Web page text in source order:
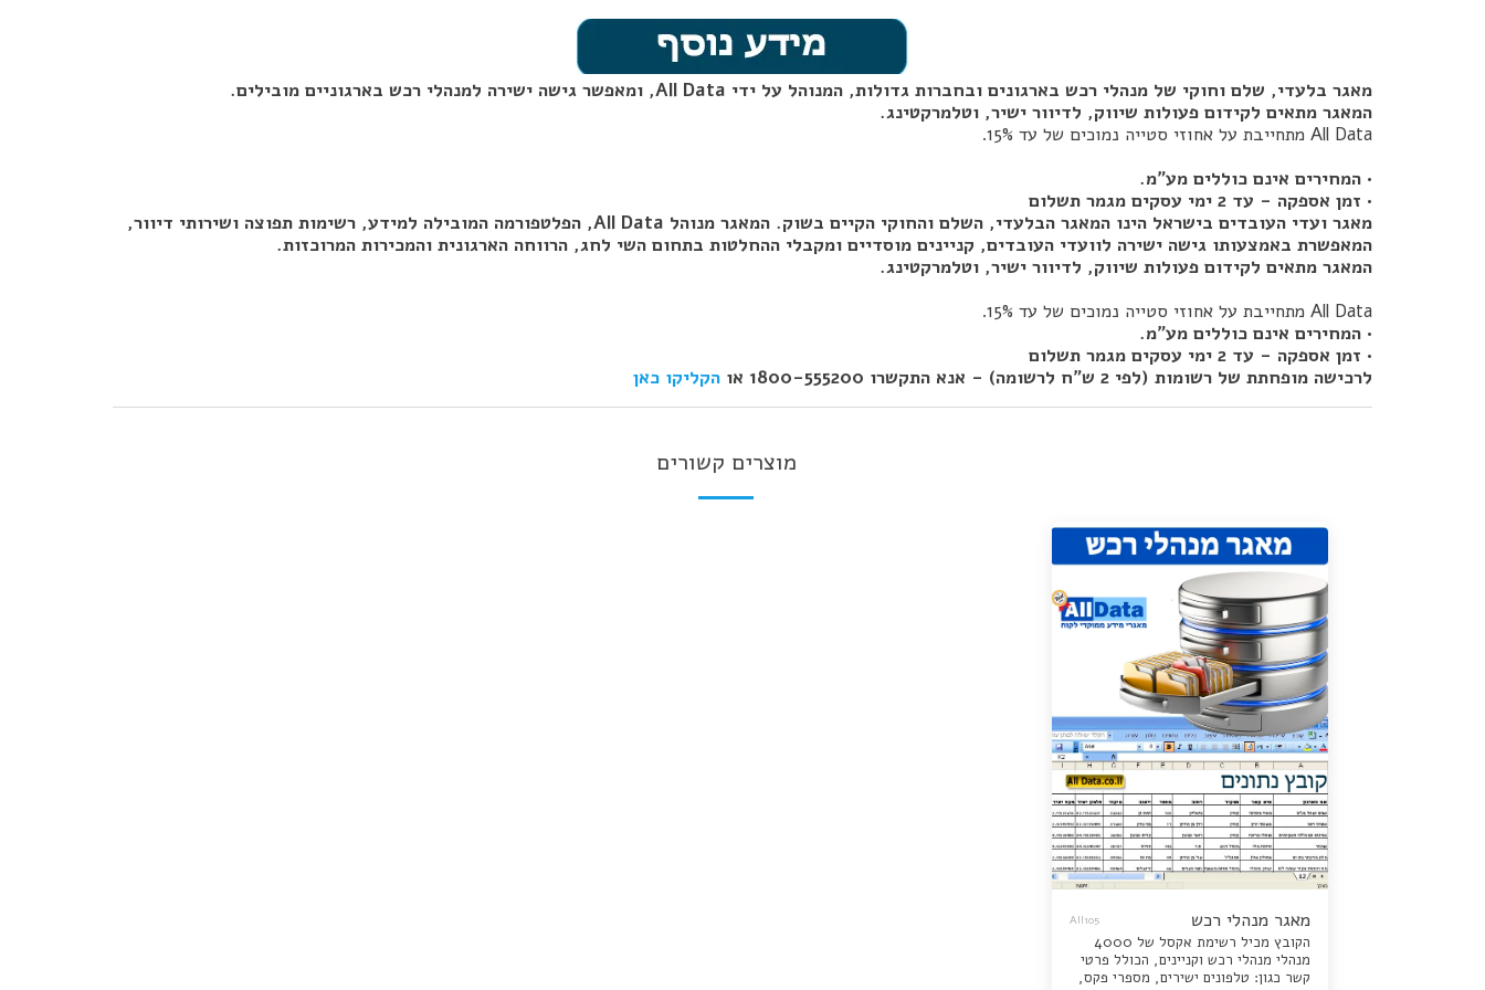
מאגר בלעדי, שלם וחוקי של מנהלי רכש בארגונים ובחברות גדולות, המנוהל על ידי All Data, ומאפשר גישה ישירה למנהלי רכש בארגוניים מובילים.
המאגר מתאים לקידום פעולות שיווק, לדיוור ישיר, וטלמרקטינג.
All Data מתחייבת על אחוזי סטייה נמוכים של עד 15%.
• המחירים אינם כוללים מע"מ.
• זמן אספקה - עד 2 ימי עסקים מגמר תשלום
מאגר ועדי העובדים בישראל הינו המאגר הבלעדי, השלם והחוקי הקיים בשוק. המאגר מנוהל All Data, הפלטפורמה המובילה למידע, רשימות תפוצה ושירותי דיוור,
המאפשרת באמצעותו גישה ישירה לוועדי העובדים, קניינים מוסדיים ומקבלי ההחלטות בתחום השי לחג, הרווחה הארגונית והמכירות המרוכזות.
המאגר מתאים לקידום פעולות שיווק, לדיוור ישיר, וטלמרקטינג.
All Data מתחייבת על אחוזי סטייה נמוכים של עד 15%.
• המחירים אינם כוללים מע"מ.
• זמן אספקה - עד 2 ימי עסקים מגמר תשלום
לרכישה מופחתת של רשומות (לפי 2 ש"ח לרשומה) - אנא התקשרו 1800-555200 או
הקליקו כאן
מוצרים קשורים
מאגר מנהלי רכש All105
הקובץ מכיל רשימת אקסל של 4000
מנהלי מנהלי רכש וקניינים, הכולל פרטי
קשר כגון: טלפונים ישירים, מספרי פקס,